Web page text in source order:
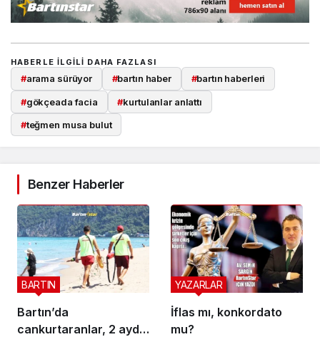
HABERLE ILGILI DAHA FAZLASI
#arama sürüyor #bartın haber #bartın haberleri
#gökçeada facia #kurtulanlar anlattı
#teğmen musa bulut
Benzer Haberler
Bartın’da
cankurtaranlar, 2 ayda
BARTIN
İflas mı, konkordato
mu?
YAZARLAR